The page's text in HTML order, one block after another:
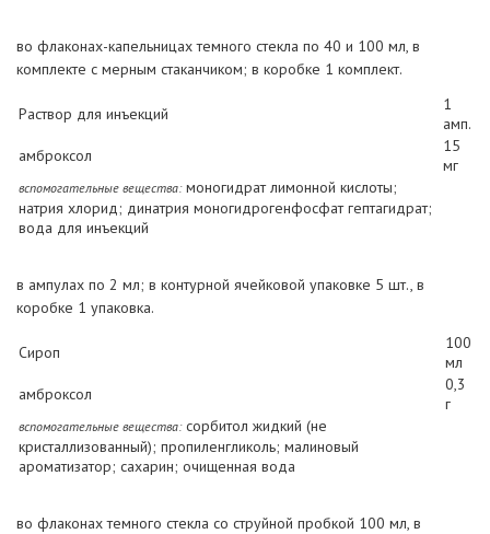
во флаконах-капельницах темного стекла по 40 и 100 мл, в
комплекте с мерным стаканчиком; в коробке 1 комплект.
Раствор для инъекций
1
амп.
амброксол
15
мг
вспомогательные вещества:моногидрат лимонной кислоты;
натрия хлорид; динатрия моногидрогенфосфат гептагидрат;
вода для инъекций
в ампулах по 2 мл; в контурной ячейковой упаковке 5 шт., в
коробке 1 упаковка.
Сироп
100
мл
амброксол
0,3
г
вспомогательные вещества:сорбитол жидкий (не
кристаллизованный); пропиленгликоль; малиновый
ароматизатор; сахарин; очищенная вода
во флаконах темного стекла со струйной пробкой 100 мл, в